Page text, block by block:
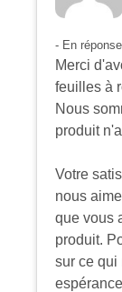
- En
Merci
feuilles à
Nous
produit
Votre
nous
que vous
produit.
sur ce qui